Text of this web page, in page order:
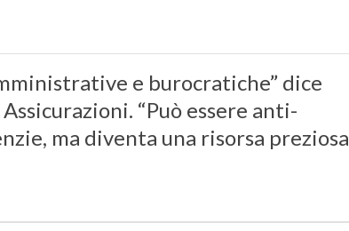
e burocratiche” dice
“Può essere anti-
ma diventa una risorsa preziosa